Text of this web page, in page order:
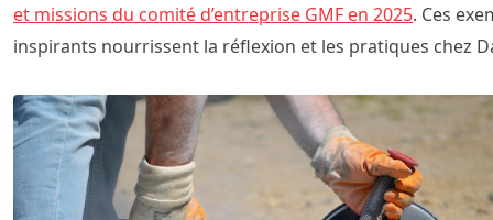
et missions du comité d’entreprise GMF en 2025. Ces
inspirants nourrissent la réflexion et les pratiques chez